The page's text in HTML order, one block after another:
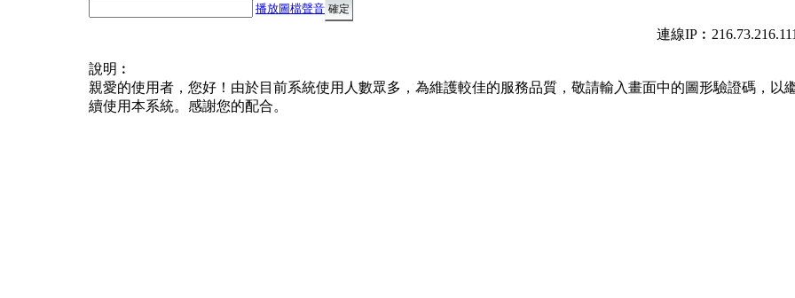
播放圖檔聲音
連線
說明︰
親愛的使用者，您好！由於目前系統使用人數眾多，為維護較佳的服務品質，敬請輸入畫面中的圖形驗證碼，以
續使用本系統。感謝您的配合。